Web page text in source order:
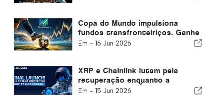
Copa do Mundo impulsiona
fundos transfronteiriços. Ganhe
$5.000 por dia em XRP com
Em - 16 Jun 2026
XRP e Chainlink lutam pela
recuperação enquanto a
BlockDag se posiciona como a
Em - 15 Jun 2026